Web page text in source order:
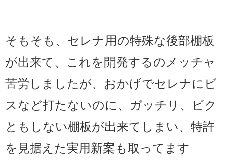
そもそも、セレナ用の特殊な後部棚板
が出来て、これを開発するのメッチャ
苦労しましたが、おかげでセレナにビ
スなど打たないのに、ガッチリ、ビク
ともしない棚板が出来てしまい、特許
を見据えた実用新案も取ってます